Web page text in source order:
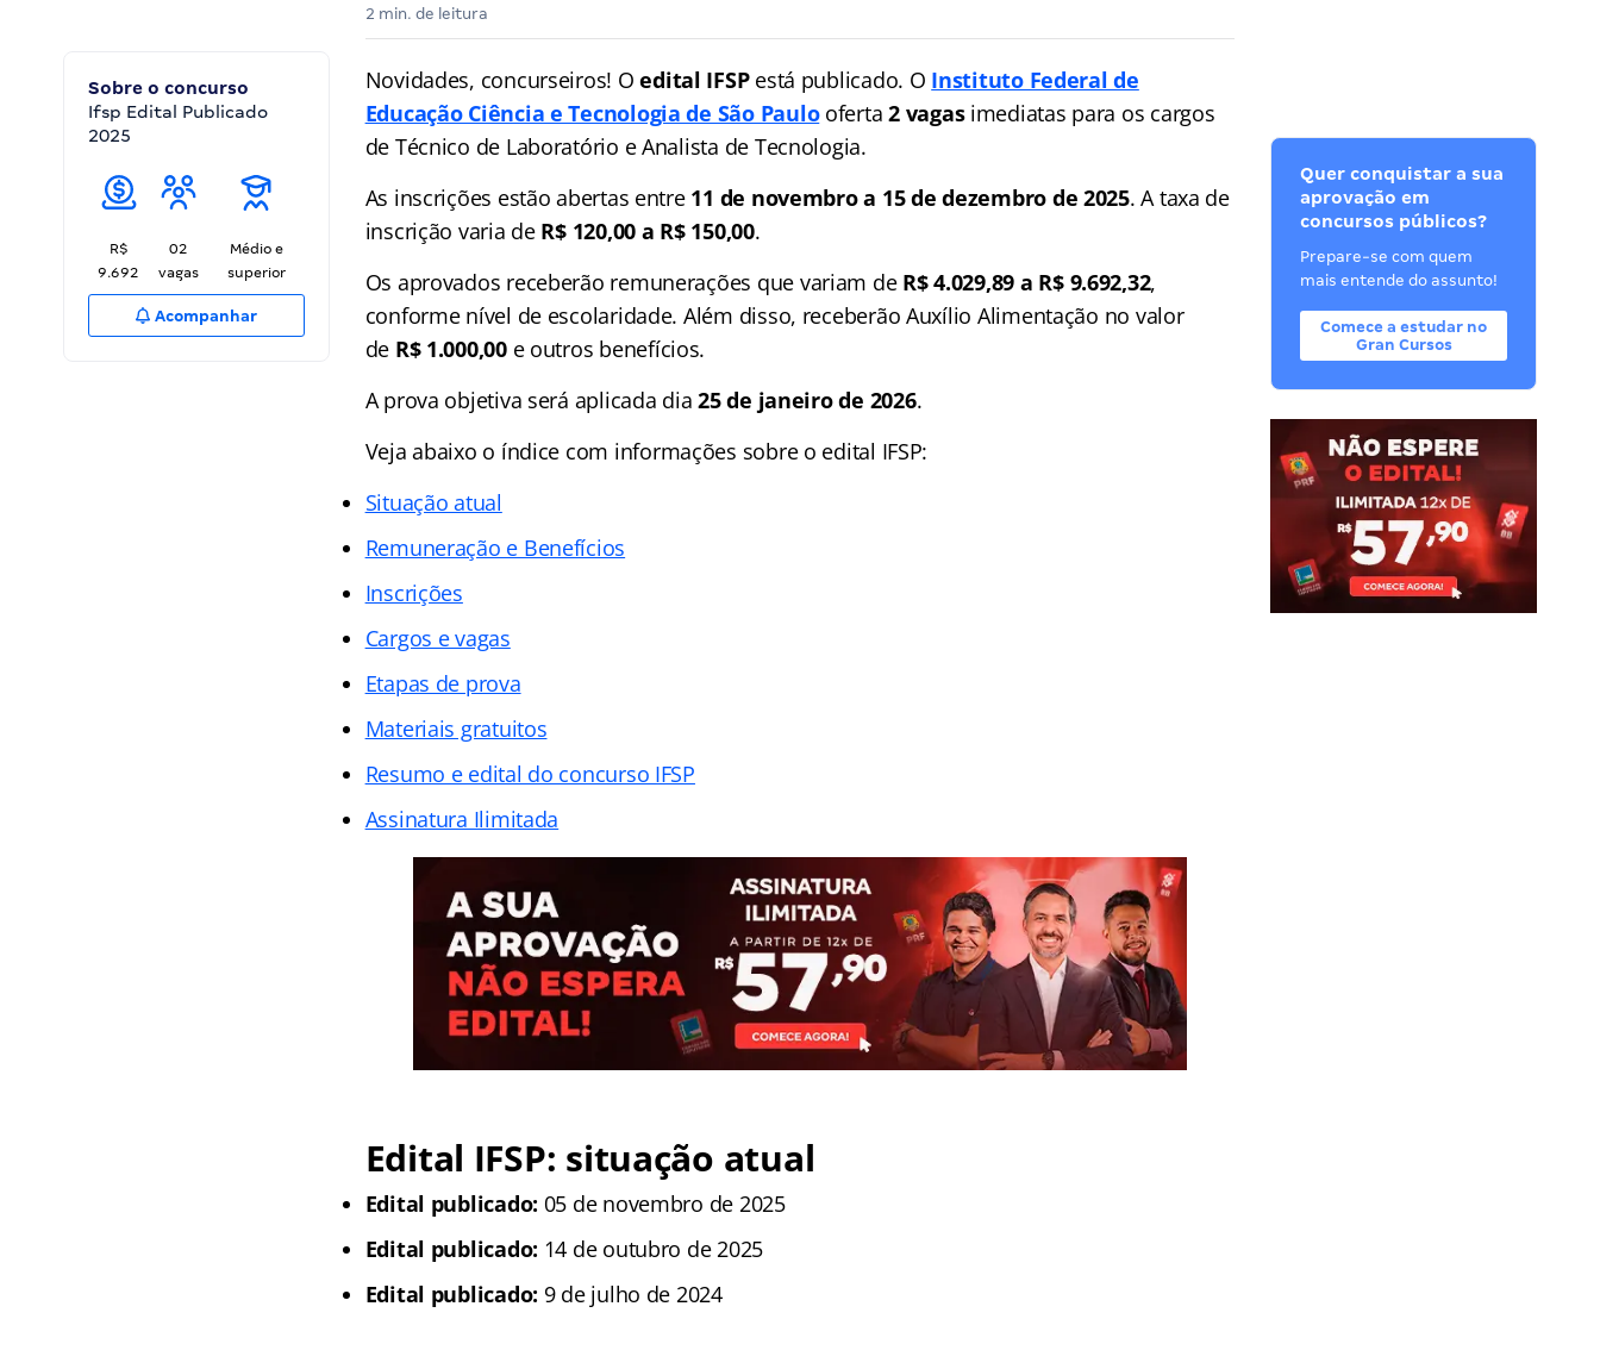
2 min. de leitura
Sobre o concurso
Ifsp Edital Publicado
2025
R$
9.692
02
vagas
Médio e
superior
Acompanhar
Novidades, concurseiros! Oedital IFSPestá publicado. O Instituto Federal de
Educação Ciência e Tecnologia de São Paulooferta 2 vagasimediatas para os cargos
de Técnico de Laboratório e Analista de Tecnologia.
As inscrições estão abertas entre 11 de novembro a 15 de dezembro de 2025. A taxa de
inscrição varia de R$ 120,00 a R$ 150,00.
Os aprovados receberão remunerações que variam de R$ 4.029,89 a R$ 9.692,32,
conforme nível de escolaridade. Além disso, receberão Auxílio Alimentação no valor
de R$ 1.000,00e outros benefícios.
A prova objetiva será aplicada dia25 de janeiro de 2026.
Veja abaixo o índice com informações sobre o edital IFSP:
Situação atual
Remuneração e Benefícios
Inscrições
Cargos e vagas
Etapas de prova
Materiais gratuitos
Resumo e edital do concurso IFSP
Assinatura Ilimitada
Edital IFSP: situação atual
Edital publicado: 05 de novembro de 2025
Edital publicado: 14 de outubro de 2025
Edital publicado: 9 de julho de 2024
Quer conquistar a sua
aprovação em
concursos públicos?
Prepare-se com quem
mais entende do assunto!
Comece a estudar no
Gran Cursos